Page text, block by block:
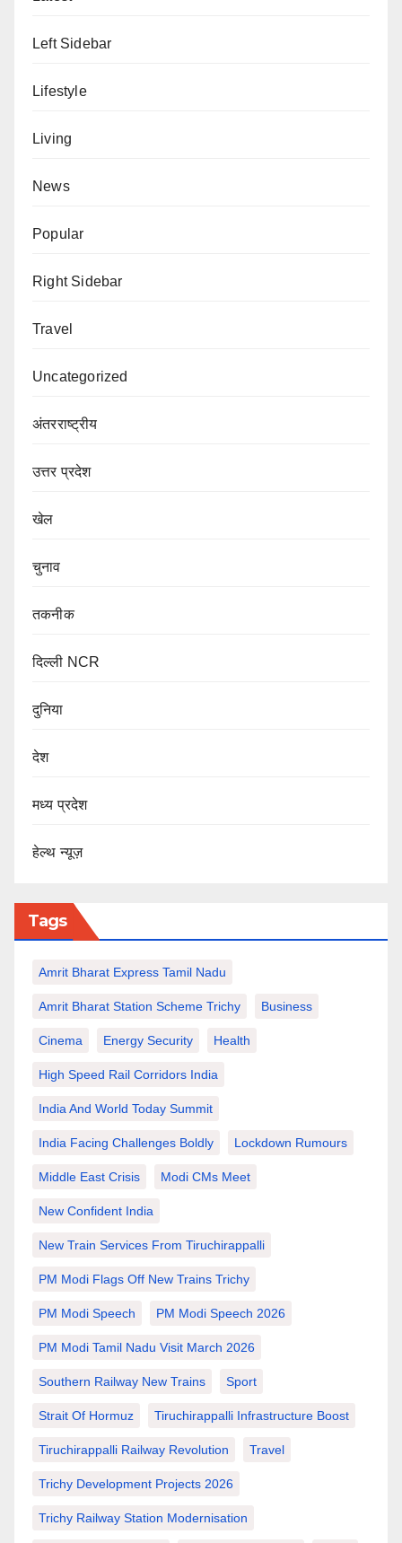
Left Sidebar
Lifestyle
Living
News
Popular
Right Sidebar
Travel
Uncategorized
अंतरराष्ट्रीय
उत्तर प्रदेश
खेल
चुनाव
तकनीक
दिल्ली NCR
दुनिया
देश
मध्य प्रदेश
हेल्थ न्यूज़
Tags
Amrit Bharat Express Tamil Nadu
Amrit Bharat Station Scheme Trichy Business
Cinema Energy Security Health
High Speed Rail Corridors India
India And World Today Summit
India Facing Challenges Boldly Lockdown Rumours
Middle East Crisis Modi CMs Meet
New Confident India
New Train Services From Tiruchirappalli
PM Modi Flags Off New Trains Trichy
PM Modi Speech PM Modi Speech 2026
PM Modi Tamil Nadu Visit March 2026
Southern Railway New Trains Sport
Strait Of Hormuz Tiruchirappalli Infrastructure Boost
Tiruchirappalli Railway Revolution Travel
Trichy Development Projects 2026
Trichy Railway Station Modernisation